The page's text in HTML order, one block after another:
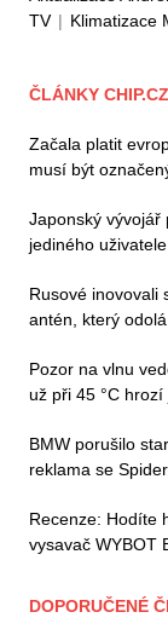
TV | Klimatizace
ČLÁNKY CHIP.CZ
Začala platit
musí být
Japonský vývojář
jediného
Rusové inovovali
antén, který
Pozor na vlnu
už při 45 °C
BMW porušilo
reklama se
Recenze: Hodíte
vysavač WYBOT
DOPORUČENÉ